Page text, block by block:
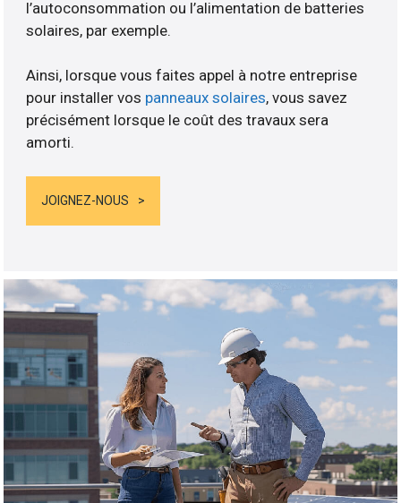
l’autoconsommation ou l’alimentation de batteries
solaires, par exemple.
Ainsi, lorsque vous faites appel à notre entreprise
pour installer vos panneaux solaires, vous savez
précisément lorsque le coût des travaux sera
amorti.
JOIGNEZ-NOUS